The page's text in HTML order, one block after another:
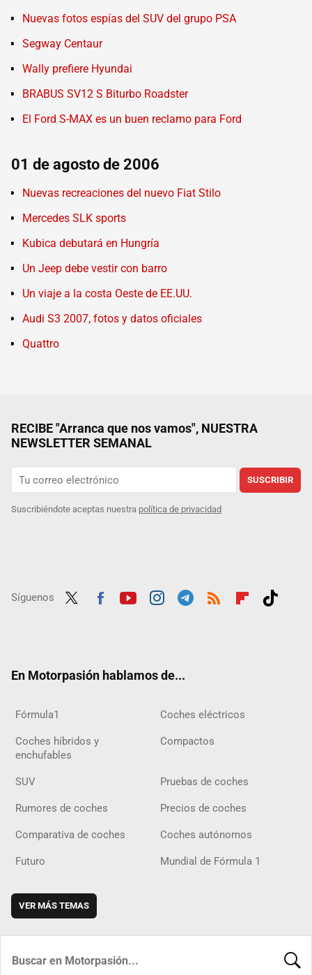
Nuevas fotos espías del SUV del grupo PSA
Segway Centaur
Wally prefiere Hyundai
BRABUS SV12 S Biturbo Roadster
El Ford S-MAX es un buen reclamo para Ford
01 de agosto de 2006
Nuevas recreaciones del nuevo Fiat Stilo
Mercedes SLK sports
Kubica debutará en Hungría
Un Jeep debe vestir con barro
Un viaje a la costa Oeste de EE.UU.
Audi S3 2007, fotos y datos oficiales
Quattro
RECIBE "Arranca que nos vamos", NUESTRA
NEWSLETTER SEMANAL
SUSCRIBIR
Suscribiéndote aceptas nuestra política de privacidad
Síguenos
En Motorpasión hablamos de...
Fórmula1 Coches eléctricos
Coches híbridos y
enchufables
Compactos
SUV Pruebas de coches
Rumores de coches Precios de coches
Comparativa de coches Coches autónomos
Futuro Mundial de Fórmula 1
VER MÁS TEMAS